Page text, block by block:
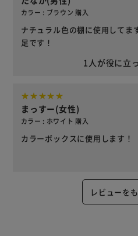
カラー : ブラウン 購入
ナチュラル色の棚に使用してま
足です！
1 人が役に立
まっすー(女性)
カラー : ホワイト 購入
カラーボックスに使用します！
レビューを